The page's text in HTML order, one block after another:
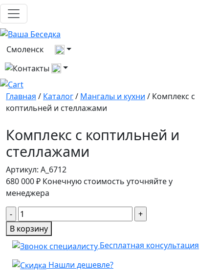
Смоленск
Выберите город
Все контакты
Главная / Каталог/ Мангалы и кухни / Комплекс с
коптильней и стеллажами
Комплекс с коптильней и
стеллажами
Артикул: A_6712
680 000₽ Конечную стоимость уточняйте у
менеджера
Количество
товара
Комплекс
коптильней
В корзину
Бесплатная консультация
Нашли дешевле?